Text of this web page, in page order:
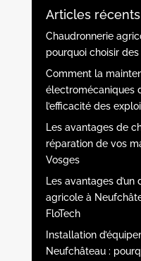
Articles récents
Chaudronnerie
pourquoi choisir
Comment la
électromécaniques
l’efficacité des
Les avantages de
réparation de vos
Vosges
Les avantages
agricole à
FloTech
Installation
Neufchâteau :